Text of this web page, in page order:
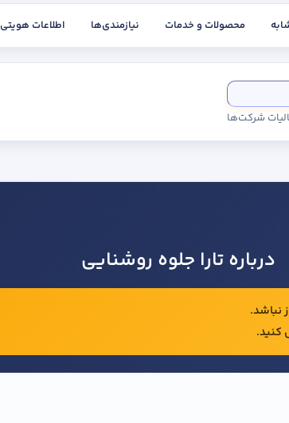
محصولات و خدمات نیازمندی‌ها اطلاعات هویتی
درباره تارا جلوه روشنایی
نباشد.
کنید.